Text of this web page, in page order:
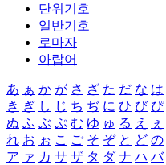
단위기호
일반기호
로마자
아랍어
あ ぁ か が さ ざ た だ な は
き ぎ し じ ち ぢ に ひ び ぴ
ぬ ふ ぶ ぷ む ゆ ゅ る え ぇ
れ お ぉ こ ご そ ぞ と ど の
ア ァ カ サ ザ タ ダ ナ ハ バ